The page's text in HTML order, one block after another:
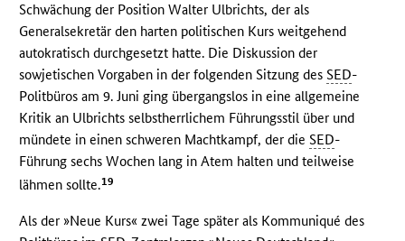
Schwächung der Position Walter Ulbrichts, der als
Generalsekretär den harten politischen Kurs weitgehend
autokratisch durchgesetzt hatte. Die Diskussion der
sowjetischen Vorgaben in der folgenden Sitzung desSED-
Politbüros am 9. Juni ging übergangslos in eine allgemeine
Kritik an Ulbrichts selbstherrlichem Führungsstil über und
mündete in einen schweren Machtkampf, der dieSED-
Führung sechs Wochen lang in Atem halten und teilweise
lähmen sollte.19
Als der »Neue Kurs« zwei Tage später als Kommuniqué des